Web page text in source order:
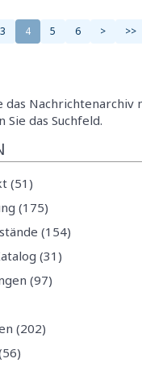
3 4 5 6 > >>
das Nachrichtenarchiv
das Suchfeld.
(51)
(175)
(154)
(31)
(97)
(202)